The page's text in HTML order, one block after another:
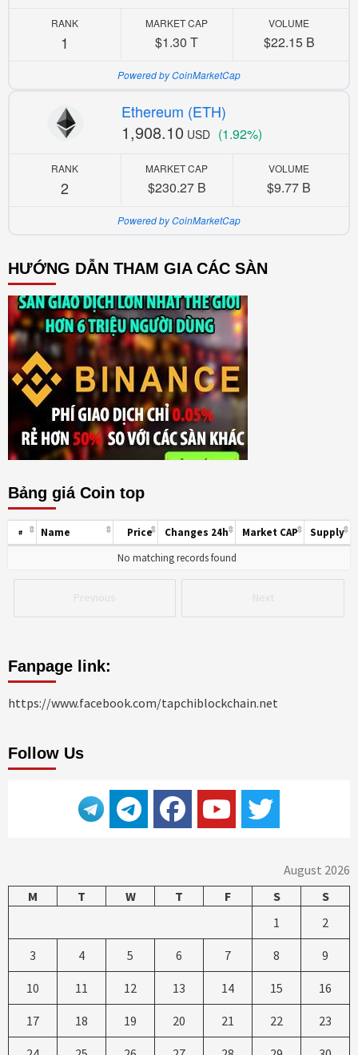
RANK
1
MARKET CAP
$1.30 T
VOLUME
$22.15 B
Powered by CoinMarketCap
Ethereum (ETH)
1,908.10 USD (1.92%)
RANK
2
MARKET CAP
$230.27 B
VOLUME
$9.77 B
Powered by CoinMarketCap
HƯỚNG DẪN THAM GIA CÁC SÀN
Bảng giá Coin top
Previous Next
# Name Price Changes 24h Market CAP
Supply
No matching records found
Fanpage link:
https://www.facebook.com/tapchiblockchain.net
Follow Us
August 2026
M
T W T F S
S
1
2
3 4 5 6 7 8 9
10 11 12 13 14 15 16
17 18 19 20 21 22 23